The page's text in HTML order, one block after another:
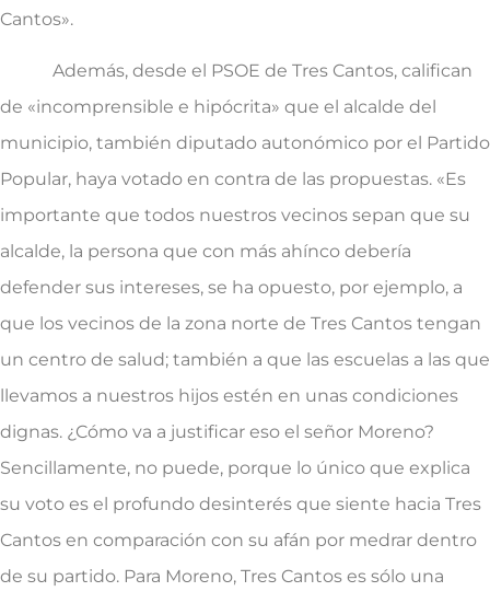
Cantos».
Además, desde el PSOE de Tres Cantos, califican
de «incomprensible e hipócrita» que el alcalde del
municipio, también diputado autonómico por el Partido
Popular, haya votado en contra de las propuestas. «Es
importante que todos nuestros vecinos sepan que su
alcalde, la persona que con más ahínco debería
defender sus intereses, se ha opuesto, por ejemplo, a
que los vecinos de la zona norte de Tres Cantos tengan
un centro de salud; también a que las escuelas a las que
llevamos a nuestros hijos estén en unas condiciones
dignas. ¿Cómo va a justificar eso el señor Moreno?
Sencillamente, no puede, porque lo único que explica
su voto es el profundo desinterés que siente hacia Tres
Cantos en comparación con su afán por medrar dentro
de su partido. Para Moreno, Tres Cantos es sólo una